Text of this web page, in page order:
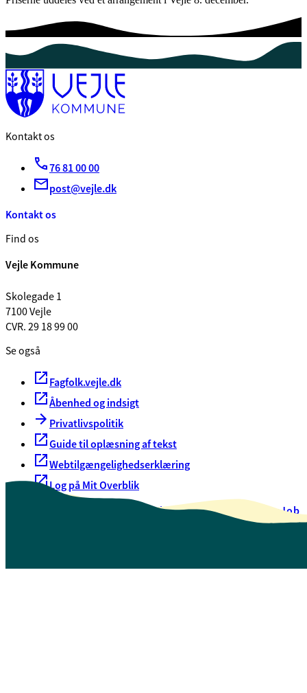
Kontakt os
76 81 00 00
post@vejle.dk
Kontakt os
Find os
Vejle Kommune
Skolegade 1
7100 Vejle
CVR. 29 18 99 00
Se også
Fagfolk.vejle.dk
Åbenhed og indsigt
Privatlivspolitik
Guide til oplæsning af tekst
Webtilgængelighedserklæring
Log på Mit Overblik
Oversigt over selvbetjeningJob